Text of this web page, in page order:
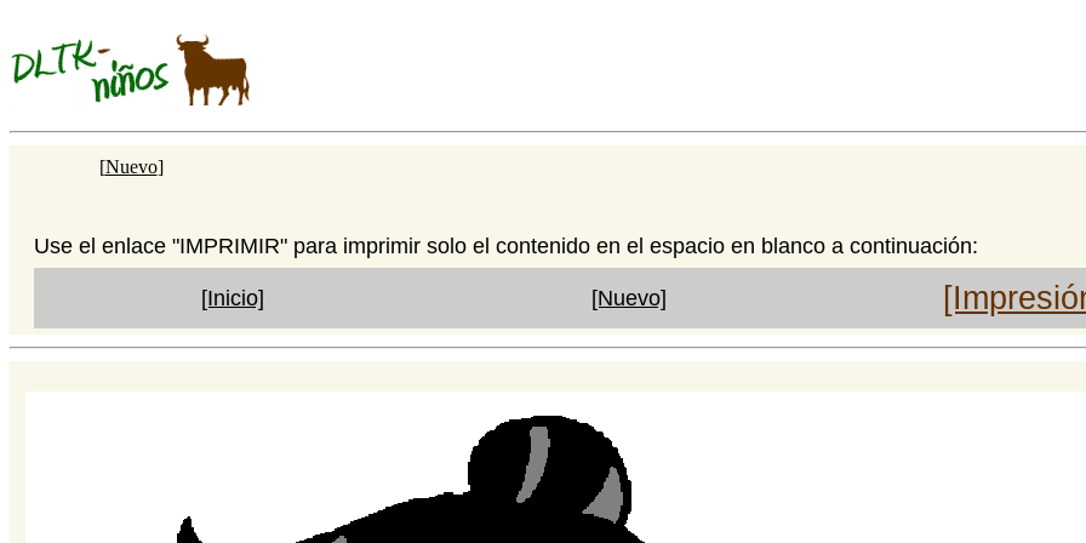
[Nuevo]
Use el enlace "IMPRIMIR" para imprimir solo el contenido en el espacio en blanco a continuación:
[Inicio] [Nuevo]